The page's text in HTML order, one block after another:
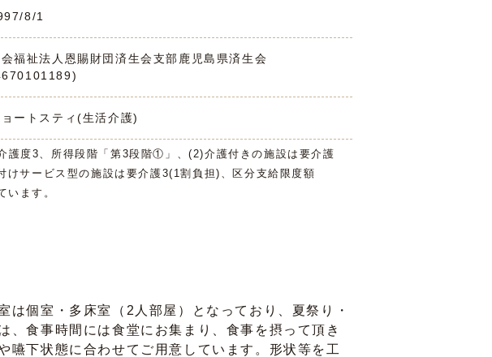
8/1
福祉法人恩賜財団済生会支部鹿児島県済生会
ートスティ(生活介護)
護度3、所得段階「第3段階①」、(2)介護付きの施設は要介護
けサービス型の施設は要介護3(1割負担)、区分支給限度額
います。
個室・多床室（2人部屋）となっており、夏祭り・
食事時間には食堂にお集まり、食事を摂って頂き
嚥下状態に合わせてご用意しています。形状等を工